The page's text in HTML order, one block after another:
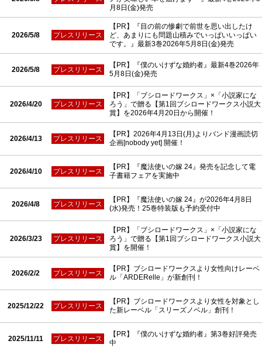
お問い合わせ
コミックグロウル
月8日(金)発売
2026/5/8 プレスリリース
【PR】『目の前の惨劇で前世を思い出したけ
ど、あまりにも問題山積みでいっぱいいっぱい
です。』最新3巻2026年5月8日(金)発売
2026/5/8 プレスリリース
【PR】『僕のいけずな婚約者』最新4巻2026年
5月8日(金)発売
2026/4/20 プレスリリース
【PR】「ブシロードワークス」×「小説家にな
ろう」で贈る【第1回ブシロードワークス小説大
賞】を2026年4月20日から開催！
2026/4/13 プレスリリース
【PR】2026年4月13日(月)よりバンド漫画読切
企画[nobody yet] 開催！
2026/4/10 プレスリリース
【PR】『魔法使いの嫁 24』発売を記念して電
子書籍フェアを実施中
2026/4/8 プレスリリース
【PR】『魔法使いの嫁 24』が2026年4月8日
(水)発売！25巻特装版も予約受付中
2026/3/23 プレスリリース
【PR】「ブシロードワークス」×「小説家にな
ろう」で贈る【第1回ブシロードワークス小説大
賞】を開催！
2026/2/2 プレスリリース
【PR】ブシロードワークスより女性向けレーベ
ル「ARDERelle」が新創刊！
2025/12/22 プレスリリース
【PR】ブシロードワークスより女性を対象とし
た新レーベル「スリーズノベル」創刊！
2025/11/11 プレスリリース
【PR】『僕のいけずな婚約者』第3巻好評発売
中